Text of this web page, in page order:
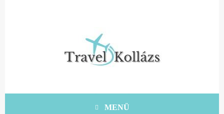
TRAVEL KOLLÁZS
MENÜ